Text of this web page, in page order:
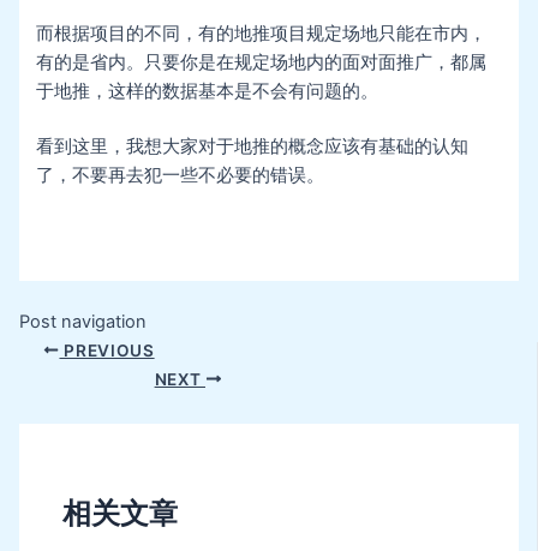
而根据项目的不同，有的地推项目规定场地只能在市内，
有的是省内。只要你是在规定场地内的面对面推广，都属
于地推，这样的数据基本是不会有问题的。
看到这里，我想大家对于地推的概念应该有基础的认知
了，不要再去犯一些不必要的错误。
Post navigation
PREVIOUS
NEXT
相关文章